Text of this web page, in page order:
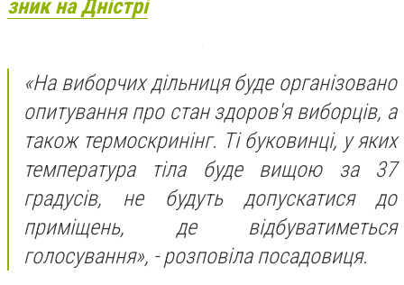
зник на Дністрі
«На виборчих дільниця буде організовано
опитування про стан здоров'я виборців, а
також термоскринінг. Ті буковинці, у яких
температура тіла буде вищою за 37
градусів, не будуть допускатися до
приміщень, де відбуватиметься
голосування», - розповіла посадовиця.